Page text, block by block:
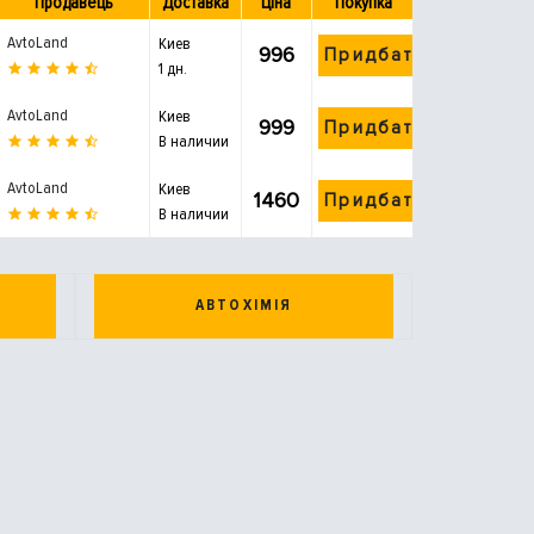
AvtoLand
Киев
1 дн.
996 Придбати
AvtoLand
Киев
В наличии
999 Придбати
AvtoLand
Киев
В наличии
1460 Придбати
АВТОХІМІЯ